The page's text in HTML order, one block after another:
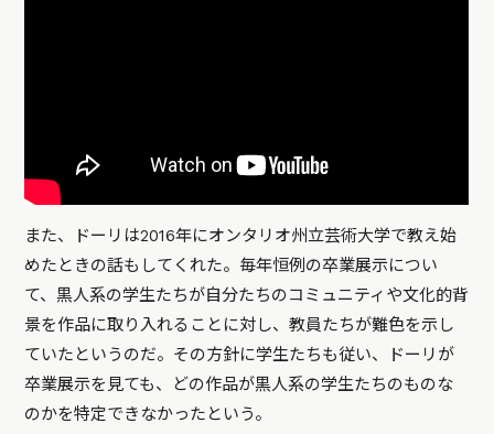
また、ドーリは2016年にオンタリオ州立芸術大学で教え始
めたときの話もしてくれた。毎年恒例の卒業展示につい
て、黒人系の学生たちが自分たちのコミュニティや文化的背
景を作品に取り入れることに対し、教員たちが難色を示し
ていたというのだ。その方針に学生たちも従い、ドーリが
卒業展示を見ても、どの作品が黒人系の学生たちのものな
のかを特定できなかったという。